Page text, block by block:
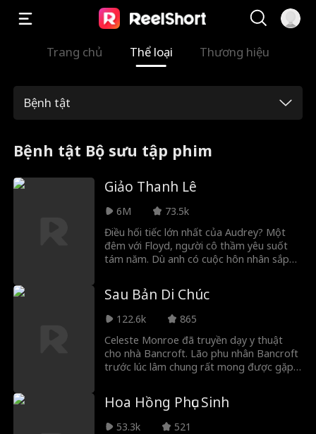
Trang chủ Thể loại Thương hiệu
Bệnh tật
Bệnh tật Bộ sưu tập phim
Giảo Thanh Lê
6M
73.5k
Điều hối tiếc lớn nhất của Audrey? Một
đêm với Floyd, người cô thầm yêu suốt
tám năm. Dù anh có cuộc hôn nhân sắp
cứu giúp cô. Cô nghĩ mình chỉ là cuộc vui
thoáng qua, nhưng anh đã yêu cô say
đắm từ lâu...
Sau Bản Di Chúc
122.6k
865
Celeste Monroe đã truyền dạy y thuật
cho nhà Bancroft. Lão phu nhân Bancroft
trước lúc lâm chung rất mong được gặp
ra bất kính, mượn danh ông Bancroft để
chèn ép cô, mà không hề hay biết chính
ông ta đã học mọi thứ từ cô!
Hoa Hồng Phục Sinh
53.3k
521